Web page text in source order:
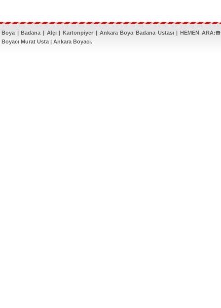
Boya | Badana | Alçı | Kartonpiyer | Ankara Boya Badana Ustası | HEMEN
Boyacı Murat Usta | Ankara Boyacı.